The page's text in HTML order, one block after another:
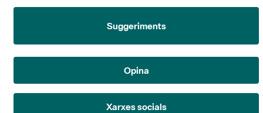
Suggeriments
Opina
Xarxes socials